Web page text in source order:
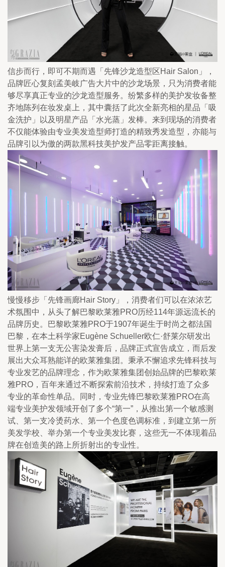
信步而行，即可不期而遇「先锋沙龙造型区Hair Salon」，
品牌匠心复刻孟美岐广告大片中的沙龙场景，只为消费者能
够尽享真正专业的沙龙造型服务。纷繁多样的美护发妆备整
齐地陈列在妆发桌上，其中囊括了此次全新亮相的星品「吸
金洗护」以及明星产品「水光蒸」发棒。来到现场的消费者
不仅能体验由专业美发造型师打造的精致秀发造型，亦能与
品牌引以为傲的两款黑科技美护发产品零距离接触。
慢慢移步「先锋画廊Hair Story」，消费者们可以在浓浓艺
术氛围中，从头了解巴黎欧莱雅PRO历经114年源远流长的
品牌历史。巴黎欧莱雅PRO于1907年诞生于时尚之都法国
巴黎，在本土科学家Eugène Schueller欧仁·舒莱尔研发出
世界上第一支无公害染发膏后，品牌正式宣告成立，而后发
展出大众耳熟能详的欧莱雅集团。秉承不懈追求先锋科技与
专业发艺的品牌理念，作为欧莱雅集团创始品牌的巴黎欧莱
雅PRO，百年来通过不断探索前沿技术，持续打造了众多
专业的革命性单品。同时，专业先锋巴黎欧莱雅PRO在高
端专业美护发领域开创了多个“第一”，从推出第一个敏感测
试、第一支冷烫药水、第一个色度色调标准，到建立第一所
美发学校、举办第一个专业美发比赛，这些无一不体现着品
牌在创造美的路上所折射出的专业性。